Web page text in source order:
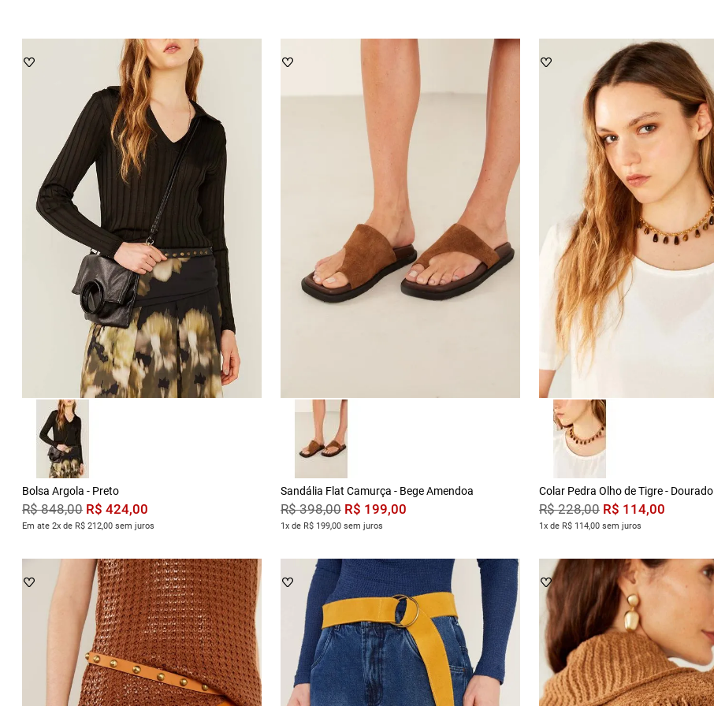
Bolsa Argola - Preto
R$ 848,00 R$ 424,00
Em ate 2x de R$ 212,00 sem juros
Sandália Flat Camurça - Bege Amendoa
R$ 398,00 R$ 199,00
1x de R$ 199,00 sem juros
Colar Pedra Olho de Tigre - Dourado
R$ 228,00 R$ 114,00
1x de R$ 114,00 sem juros